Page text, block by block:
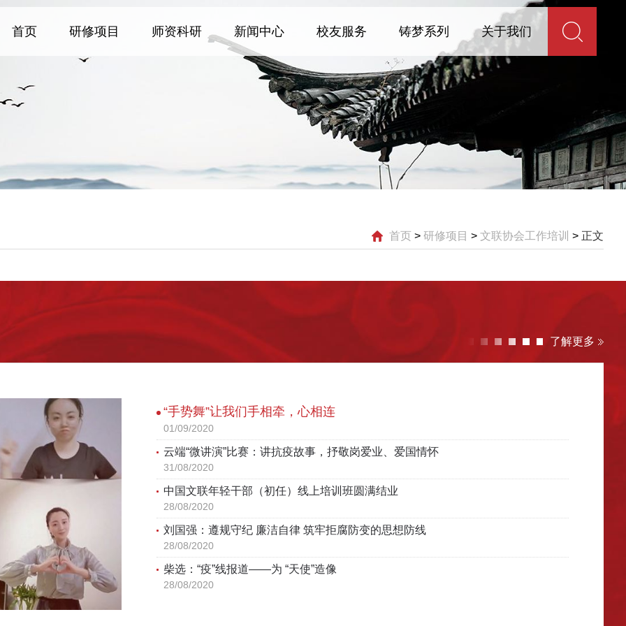
首页 研修项目 师资科研 新闻中心 校友服务 铸梦系列 关于我们
首页 > 研修项目 > 文联协会工作培训 > 正文
了解更多
“手势舞”让我们手相牵，心相连
01/09/2020
云端“微讲演”比赛：讲抗疫故事，抒敬岗爱业、爱国情怀
31/08/2020
中国文联年轻干部（初任）线上培训班圆满结业
28/08/2020
刘国强：遵规守纪 廉洁自律 筑牢拒腐防变的思想防线
28/08/2020
柴选：“疫”线报道——为 “天使”造像
28/08/2020